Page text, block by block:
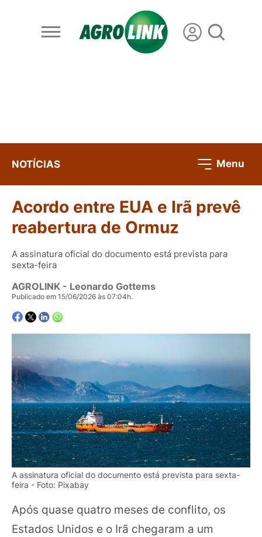
NOTÍCIAS Menu
Acordo entre EUA e Irã prevê
reabertura de Ormuz
A assinatura oficial do documento está prevista para
sexta-feira
AGROLINK - Leonardo Gottems
Publicado em 15/06/2026 às 07:04h.
A assinatura oficial do documento está prevista para sexta-
feira - Foto: Pixabay
Após quase quatro meses de conflito, os
Estados Unidos e o Irã chegaram a um